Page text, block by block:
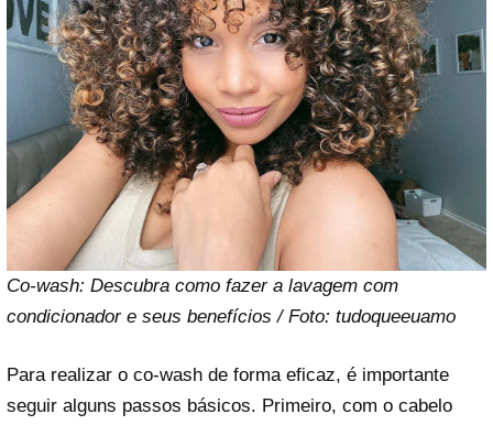
Co-wash: Descubra como fazer a lavagem com
condicionador e seus benefícios / Foto: tudoqueeuamo
Para realizar o co-wash de forma eficaz, é importante
seguir alguns passos básicos. Primeiro, com o cabelo